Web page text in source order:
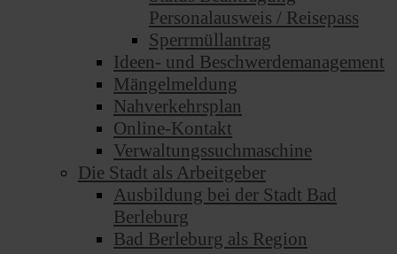
Personalausweis / Reisepass
Sperrmüllantrag
Ideen- und Beschwerdemanagement
Mängelmeldung
Nahverkehrsplan
Online-Kontakt
Verwaltungssuchmaschine
Die Stadt als Arbeitgeber
Ausbildung bei der Stadt Bad
Berleburg
Bad Berleburg als Region